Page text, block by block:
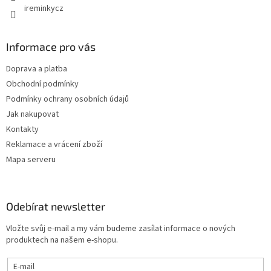
ireminkycz
Informace pro vás
Doprava a platba
Obchodní podmínky
Podmínky ochrany osobních údajů
Jak nakupovat
Kontakty
Reklamace a vrácení zboží
Mapa serveru
Odebírat newsletter
Vložte svůj e-mail a my vám budeme zasílat informace o nových
produktech na našem e-shopu.
E-mail